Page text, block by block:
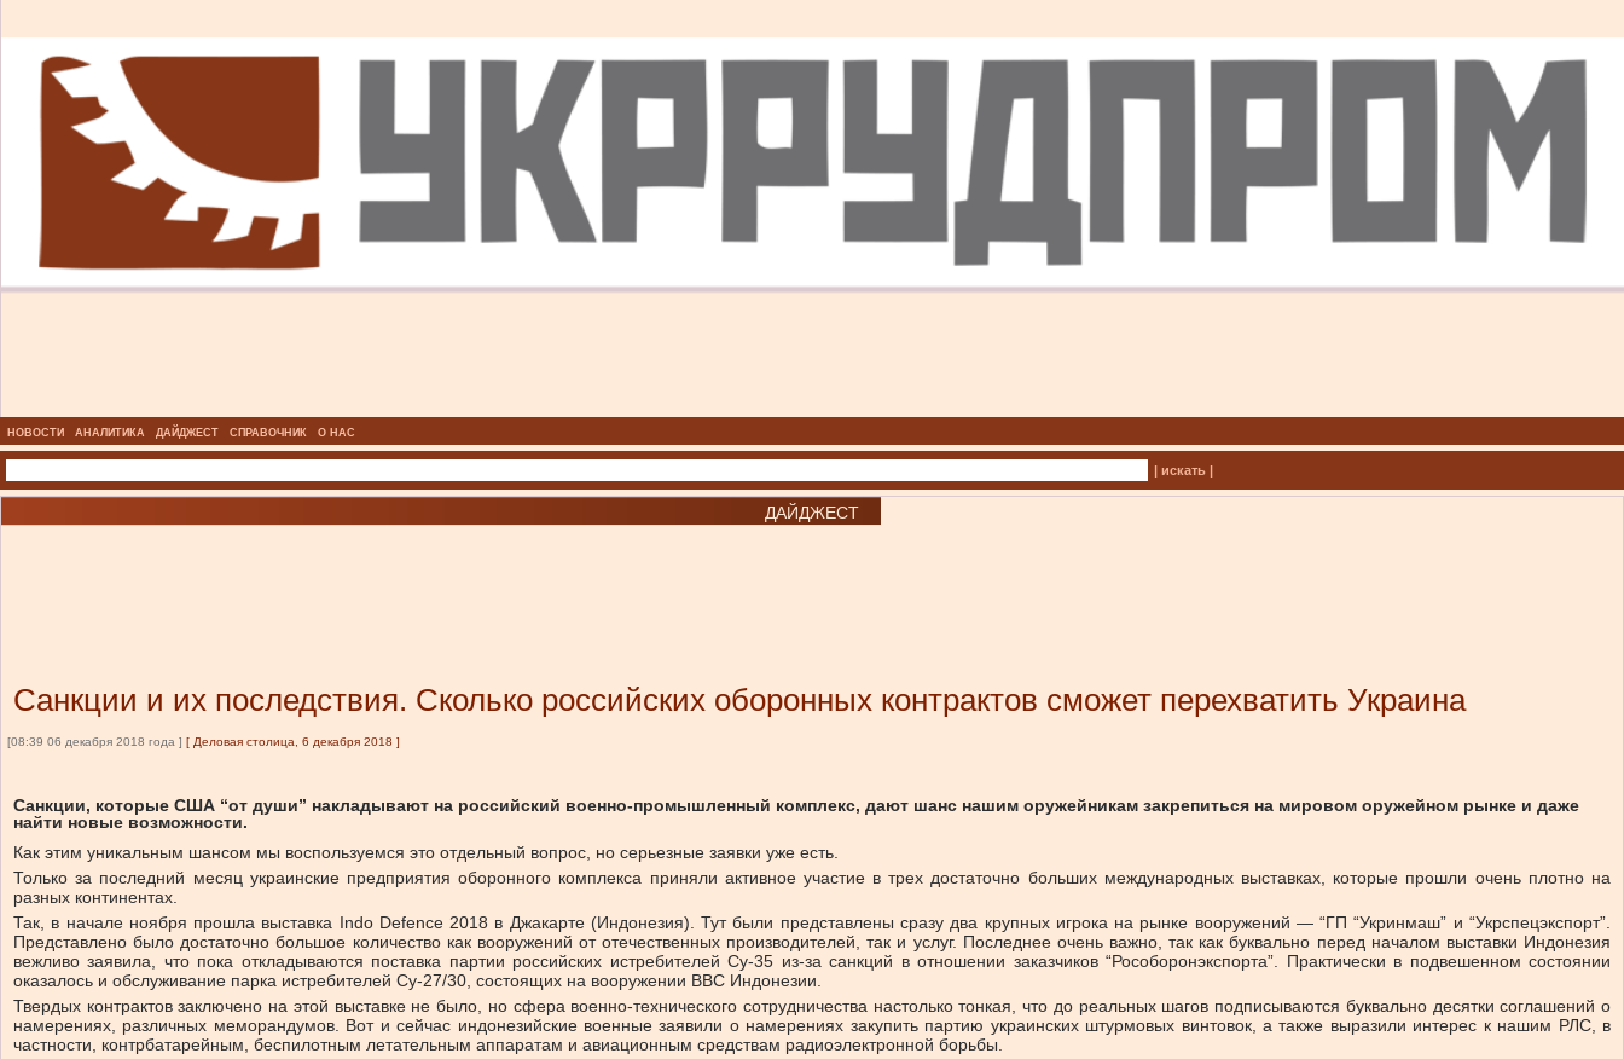
НОВОСТИ АНАЛИТИКА ДАЙДЖЕСТ СПРАВОЧНИК О НАС
| искать |
ДАЙДЖЕСТ
Санкции и их последствия. Сколько российских оборонных контрактов сможет перехватить Украина
[08:39 06 декабря 2018 года ] [ Деловая столица, 6 декабря 2018 ]
Санкции, которые США “от души” накладывают на российский военно-промышленный комплекс, дают шанс нашим оружейникам закрепиться на мировом оружейном рынке и даже
найти новые возможности.
Как этим уникальным шансом мы воспользуемся это отдельный вопрос, но серьезные заявки уже есть.
Только за последний месяц украинские предприятия оборонного комплекса приняли активное участие в трех достаточно больших международных выставках, которые прошли очень плотно на
разных континентах.
Так, в начале ноября прошла выставка Indo Defence 2018 в Джакарте (Индонезия). Тут были представлены сразу два крупных игрока на рынке вооружений — “ГП “Укринмаш” и “Укрспецэкспорт”.
Представлено было достаточно большое количество как вооружений от отечественных производителей, так и услуг. Последнее очень важно, так как буквально перед началом выставки Индонезия
вежливо заявила, что пока откладываются поставка партии российских истребителей Су-35 из-за санкций в отношении заказчиков “Рособоронэкспорта”. Практически в подвешенном состоянии
оказалось и обслуживание парка истребителей Су-27/30, состоящих на вооружении ВВС Индонезии.
Твердых контрактов заключено на этой выставке не было, но сфера военно-технического сотрудничества настолько тонкая, что до реальных шагов подписываются буквально десятки соглашений о
намерениях, различных меморандумов. Вот и сейчас индонезийские военные заявили о намерениях закупить партию украинских штурмовых винтовок, а также выразили интерес к нашим РЛС, в
частности, контрбатарейным, беспилотным летательным аппаратам и авиационным средствам радиоэлектронной борьбы.